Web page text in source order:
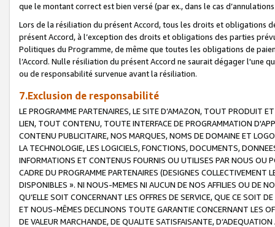
que le montant correct est bien versé (par ex., dans le cas
Lors de la résiliation du présent Accord, tous les droits et obligations
présent Accord, à l’exception des droits et obligations des parties
Politiques du Programme, de même que toutes les obligations de
l’Accord. Nulle résiliation du présent Accord ne saurait dégager l'une
ou de responsabilité survenue avant la résiliation.
7.Exclusion de responsabilité
LE PROGRAMME PARTENAIRES, LE SITE D’AMAZON, TOUT PRODUIT
LIEN, TOUT CONTENU, TOUTE INTERFACE DE PROGRAMMATION
CONTENU PUBLICITAIRE, NOS MARQUES, NOMS DE DOMAINE ET
LA TECHNOLOGIE, LES LOGICIELS, FONCTIONS, DOCUMENTS,
INFORMATIONS ET CONTENUS FOURNIS OU UTILISES PAR NOUS OU
CADRE DU PROGRAMME PARTENAIRES (DESIGNES COLLECTIVEMENT
DISPONIBLES ». NI NOUS-MEMES NI AUCUN DE NOS AFFILIES OU DE
QU’ELLE SOIT CONCERNANT LES OFFRES DE SERVICE, QUE CE SOIT
ET NOUS-MÊMES DECLINONS TOUTE GARANTIE CONCERNANT LES
DE VALEUR MARCHANDE, DE QUALITE SATISFAISANTE,